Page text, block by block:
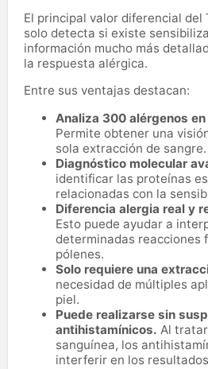
El principal valor diferencial del
solo detecta si existe
información mucho más
la respuesta alérgica.
Entre sus ventajas destacan:
Analiza 300 alérgenos
Permite obtener una
sola extracción de sangre.
Diagnóstico molecular
identificar las proteínas
relacionadas con la
Diferencia alergia real y
Esto puede ayudar a
determinadas reacciones
pólenes.
Solo requiere una
necesidad de múltiples
piel.
Puede realizarse sin
antihistamínicos. Al
sanguínea, los
interferir en los